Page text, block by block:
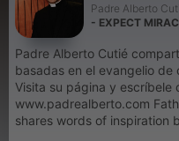
Padre Alberto
- EXPECT
Padre Alberto Cutié
basadas en el evangelio
Visita su página y escríbele
www.padrealberto.com Father Albert Cutié (aka Padre Alberto)
shares words of inspiration
Revised Common